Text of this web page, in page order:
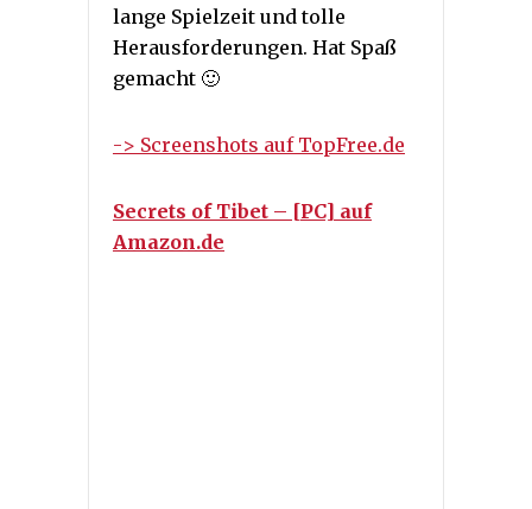
lange Spielzeit und tolle
Herausforderungen. Hat Spaß
gemacht 🙂
-> Screenshots auf TopFree.de
Secrets of Tibet – [PC] auf
Amazon.de